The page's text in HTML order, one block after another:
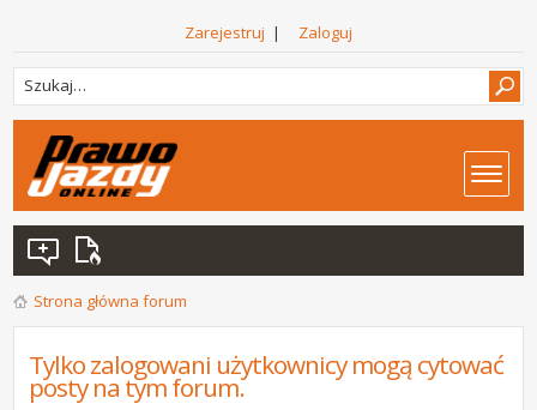
Zarejestruj | Zaloguj
Strona główna forum
Tylko zalogowani użytkownicy mogą cytować
posty na tym forum.